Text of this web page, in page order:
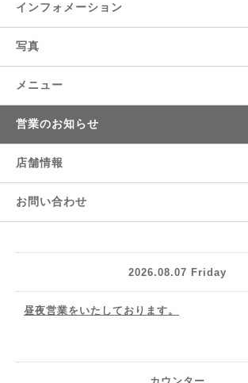
インフォメーション
写真
メニュー
営業のお知らせ
店舗情報
お問い合わせ
2026.08.07 Friday
昼夜営業をいたしております。